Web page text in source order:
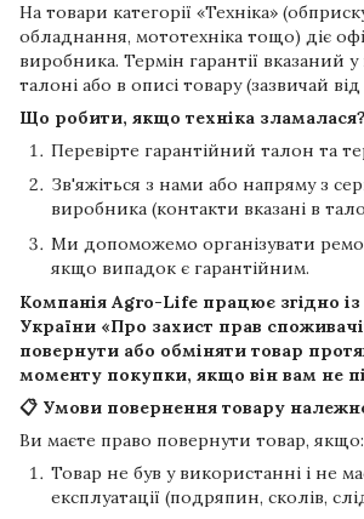
На товари категорії «Техніка»
обладнання, мототехніка тощо) діє
виробника. Термін гарантії вказаний
талоні або в описі товару (зазвичай від
Що робити, якщо техніка зламалася?
Перевірте гарантійний талон та
Зв'яжіться з нами або напряму з
виробника (контакти вказані в
Ми допоможемо організувати
якщо випадок є гарантійним.
Компанія Agro-Life працює згідно
України «Про захист прав
повернути або обміняти товар
моменту покупки, якщо він вам не
📋 Умови повернення товару
Ви маєте право повернути товар, якщо:
Товар не був у використанні і не
експлуатації (подряпин, сколів,